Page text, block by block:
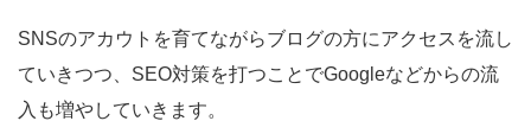
SNSのアカウトを育てながらブログの方にアクセスを流し
ていきつつ、SEO対策を打つことでGoogleなどからの流
入も増やしていきます。